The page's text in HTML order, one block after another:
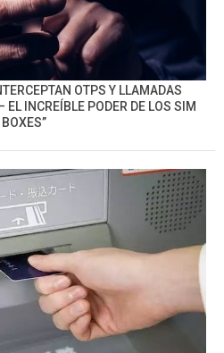
OTPS Y LLAMADAS
EL INCREÍBLE PODER DE LOS SIM
BOXES”